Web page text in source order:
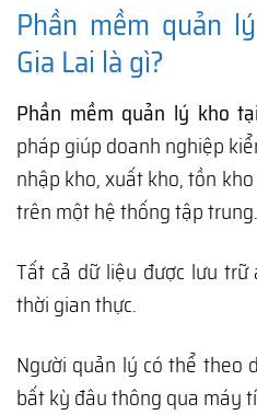
Phần mềm quản
Gia Lai là gì?
Phần mềm quản lý kho
pháp giúp doanh nghiệp
nhập kho, xuất kho, tồn
trên một hệ thống tập trung.
Tất cả dữ liệu được lưu
thời gian thực.
Người quản lý có thể theo
bất kỳ đâu thông qua máy